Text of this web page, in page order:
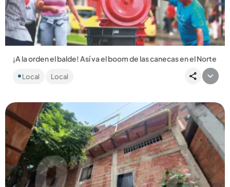
Compartir Noticia
¡A la orden el balde! Así va el boom de las canecas en el Norte
personas...
Local Local
Compartir Noticia